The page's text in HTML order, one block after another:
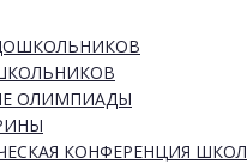
ОЛИМПИАДЫ
КОНФЕРЕНЦИЯ